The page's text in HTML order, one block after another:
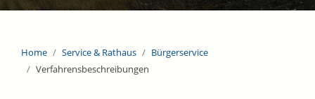
Home Service & Rathaus
Bürgerservice
Verfahrensbeschreibungen